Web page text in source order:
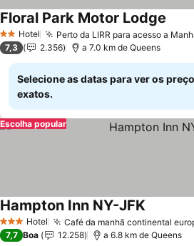
2 Estrelas
Hotel Perto da LIRR para acesso a
Floral Park Motor Lodge
7,3 2.356 a 7.0 km de Queens
Selecione as datas para ver os
exatos.
Escolha popular
3 EstrelasHotel Café da manhã continental
Hampton Inn NY-JFKVer
7,7 Boa 12.258 a 6.8 km de Queens